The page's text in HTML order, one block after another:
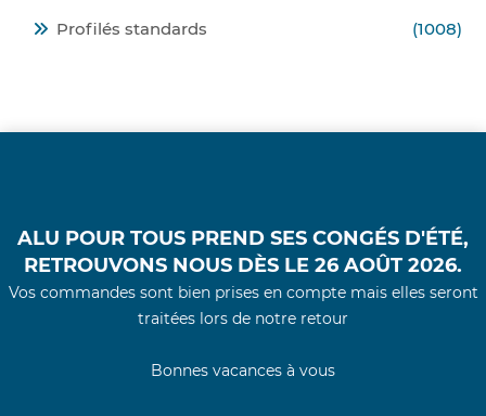
Profilés standards (1008)
© 2021 - Alu Pour Tous - Conditions Générales
ALU POUR TOUS PREND SES CONGÉS D'ÉTÉ,
RETROUVONS NOUS DÈS LE 26 AOÛT 2026.
Vos commandes sont bien prises en compte mais elles seront
traitées lors de notre retour
Bonnes vacances à vous